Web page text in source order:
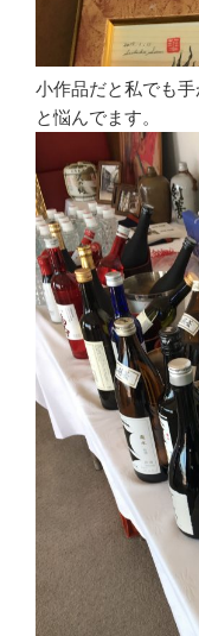
小作品だと私でも
と悩んでます。